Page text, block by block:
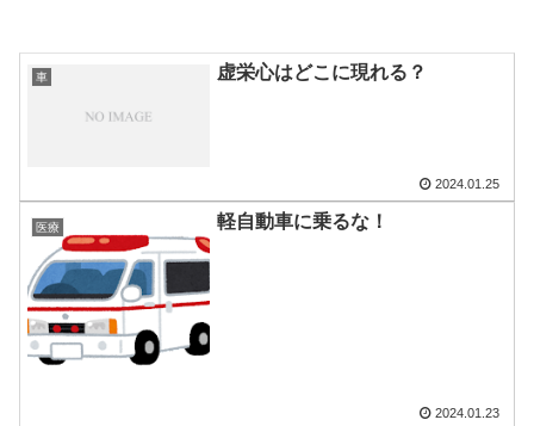
車 虚栄心はどこに現れる？
2024.01.25
医療 軽自動車に乗るな！
2024.01.23